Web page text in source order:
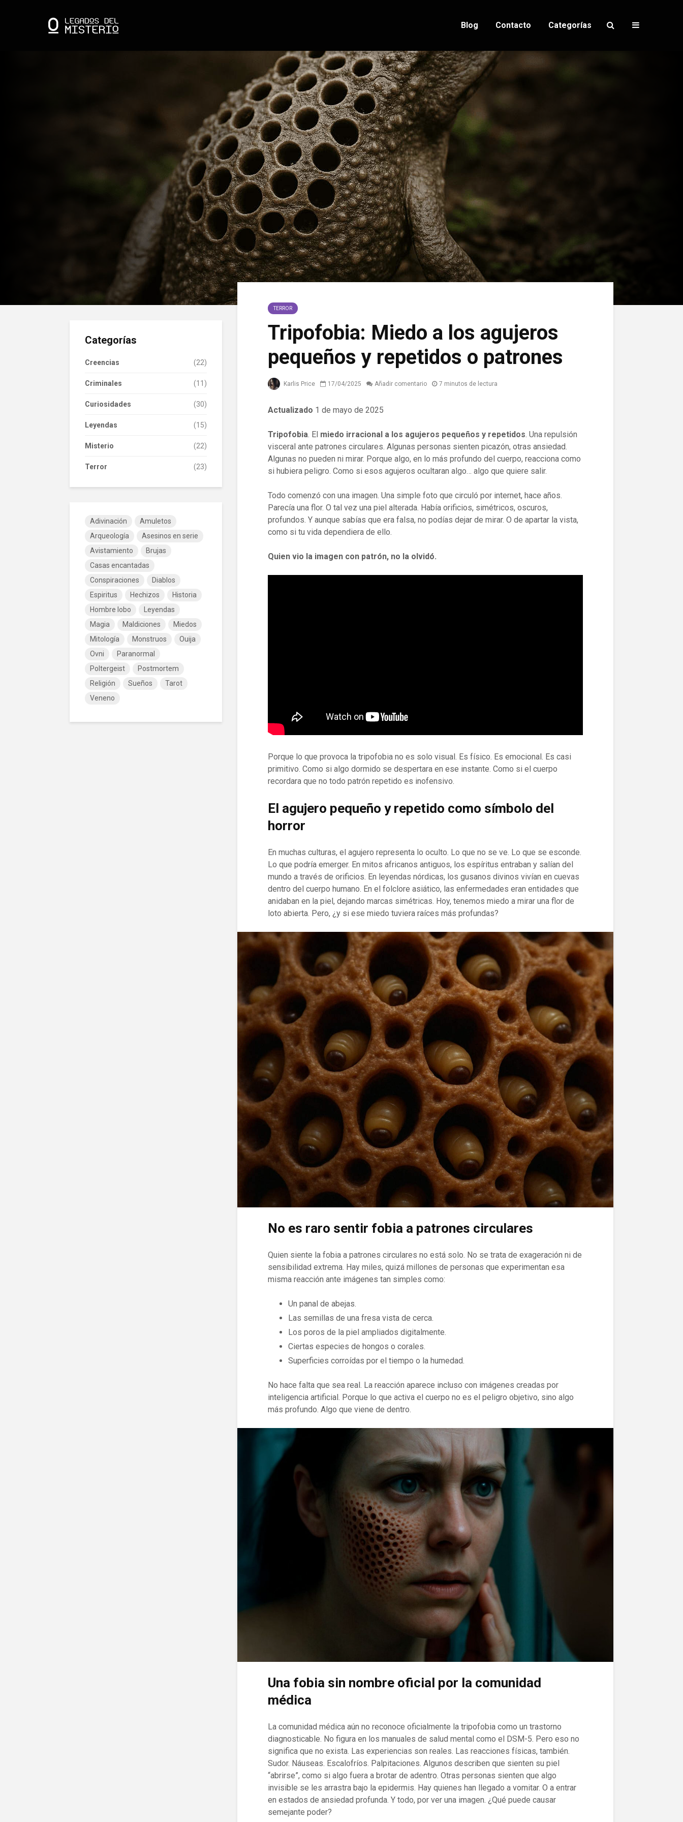
Blog Contacto Categorías
TERROR
Tripofobia: Miedo a los agujeros
pequeños y repetidos o patrones
Karlis Price 17/04/2025 Añadir comentario 7 minutos de lectura
Actualizado 1 de mayo de 2025
Tripofobia . El miedo irracional a los agujeros pequeños y repetidos . Una repulsión
visceral ante patrones circulares. Algunas personas sienten picazón, otras ansiedad.
Algunas no pueden ni mirar. Porque algo, en lo más profundo del cuerpo, reacciona como
si hubiera peligro. Como si esos agujeros ocultaran algo… algo que quiere salir.
Todo comenzó con una imagen. Una simple foto que circuló por internet, hace años.
Parecía una flor. O tal vez una piel alterada. Había orificios, simétricos, oscuros,
profundos. Y aunque sabías que era falsa, no podías dejar de mirar. O de apartar la vista,
como si tu vida dependiera de ello.
Quien vio la imagen con patrón, no la olvidó.
Porque lo que provoca la tripofobia no es solo visual. Es físico. Es emocional. Es casi
primitivo. Como si algo dormido se despertara en ese instante. Como si el cuerpo
recordara que no todo patrón repetido es inofensivo.
El agujero pequeño y repetido como símbolo del
horror
En muchas culturas, el agujero representa lo oculto. Lo que no se ve. Lo que se esconde.
Lo que podría emerger. En mitos africanos antiguos, los espíritus entraban y salían del
mundo a través de orificios. En leyendas nórdicas, los gusanos divinos vivían en cuevas
dentro del cuerpo humano. En el folclore asiático, las enfermedades eran entidades que
anidaban en la piel, dejando marcas simétricas. Hoy, tenemos miedo a mirar una flor de
loto abierta. Pero, ¿y si ese miedo tuviera raíces más profundas?
No es raro sentir fobia a patrones circulares
Quien siente la fobia a patrones circulares no está solo. No se trata de exageración ni de
sensibilidad extrema. Hay miles, quizá millones de personas que experimentan esa
misma reacción ante imágenes tan simples como:
Un panal de abejas.
Las semillas de una fresa vista de cerca.
Los poros de la piel ampliados digitalmente.
Ciertas especies de hongos o corales.
Superficies corroídas por el tiempo o la humedad.
No hace falta que sea real. La reacción aparece incluso con imágenes creadas por
inteligencia artificial. Porque lo que activa el cuerpo no es el peligro objetivo, sino algo
más profundo. Algo que viene de dentro.
Una fobia sin nombre oficial por la comunidad
médica
La comunidad médica aún no reconoce oficialmente la tripofobia como un trastorno
diagnosticable. No figura en los manuales de salud mental como el DSM-5. Pero eso no
significa que no exista. Las experiencias son reales. Las reacciones físicas, también.
Sudor. Náuseas. Escalofríos. Palpitaciones. Algunos describen que sienten su piel
“abrirse”, como si algo fuera a brotar de adentro. Otras personas sienten que algo
invisible se les arrastra bajo la epidermis. Hay quienes han llegado a vomitar. O a entrar
en estados de ansiedad profunda. Y todo, por ver una imagen. ¿Qué puede causar
semejante poder?
Categorías
Creencias (22)
Criminales (11)
Curiosidades (30)
Leyendas (15)
Misterio (22)
Terror (23)
Adivinación
Amuletos
Arqueología
Asesinos en serie
Avistamiento
Brujas
Casas encantadas
Conspiraciones
Diablos
Espiritus
Hechizos
Historia
Hombre lobo
Leyendas
Magia
Maldiciones
Miedos
Mitología
Monstruos
Ouija
Ovni
Paranormal
Poltergeist
Postmortem
Religión
Sueños
Tarot
Veneno